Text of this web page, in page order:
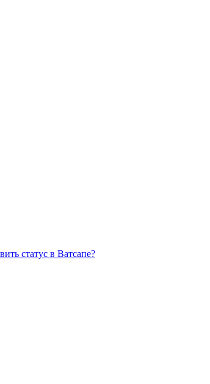
статус в Ватсапе?